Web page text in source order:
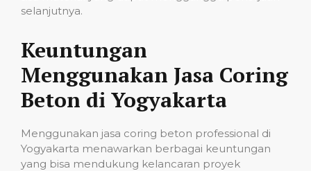
selanjutnya.
Keuntungan
Menggunakan Jasa Coring
Beton di Yogyakarta
Menggunakan jasa coring beton professional di
Yogyakarta menawarkan berbagai keuntungan
yang bisa mendukung kelancaran proyek